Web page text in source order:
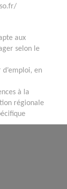
aux
selon le
en
à la
régionale